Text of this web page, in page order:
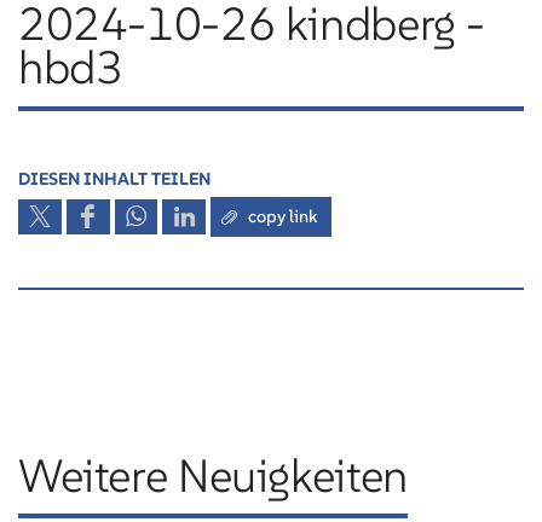
2024-10-26 kindberg -
hbd3
DIESEN INHALT TEILEN
copy link
Weitere Neuigkeiten